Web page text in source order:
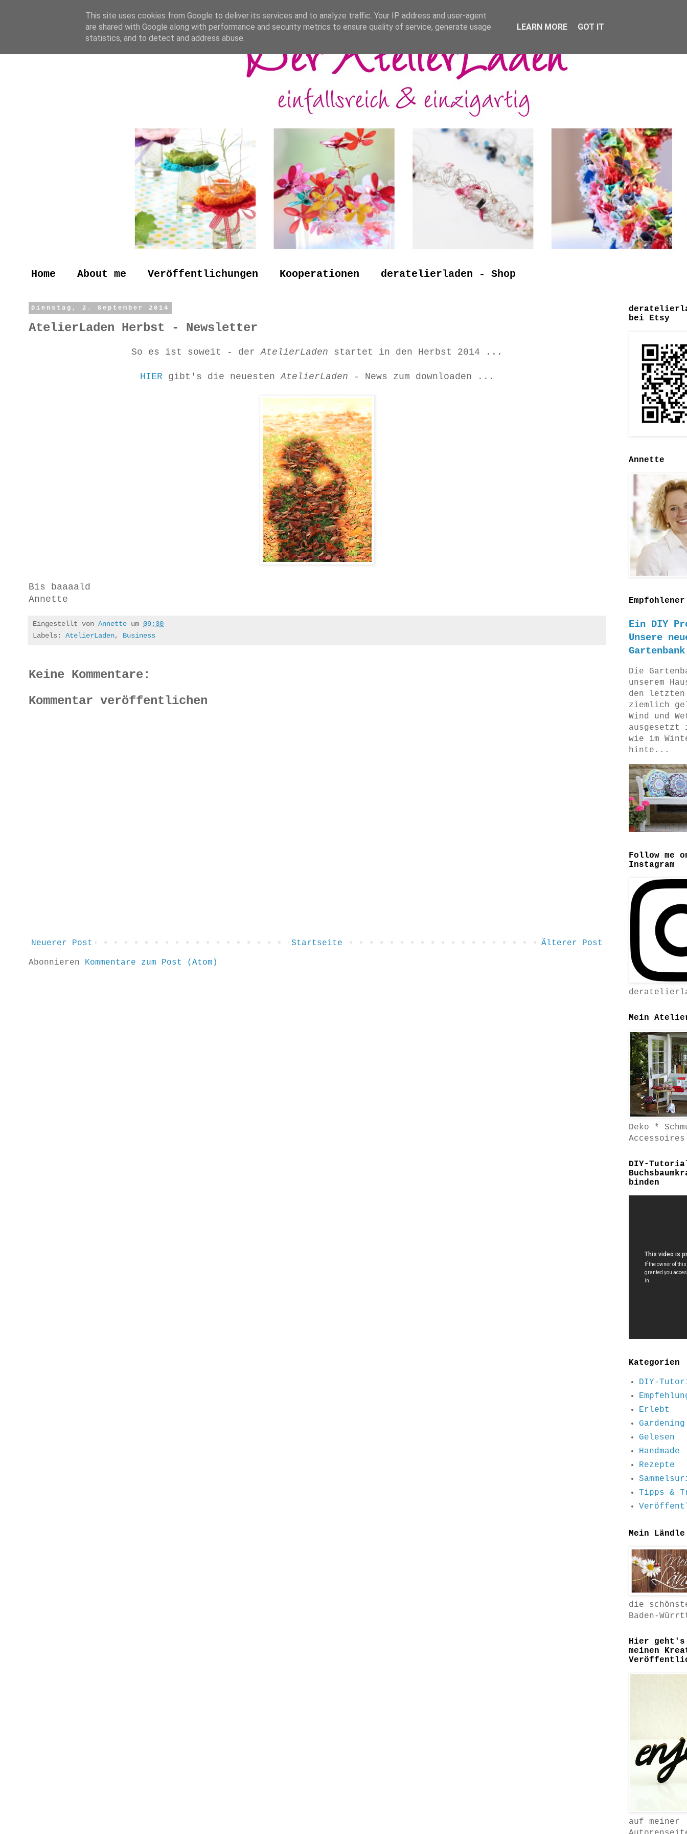
Home About me Veröffentlichungen Kooperationen deratelierladen - Shop
Dienstag, 2. September 2014
AtelierLaden Herbst - Newsletter
So es ist soweit - derAtelierLaden startet in den Herbst 2014 ...
HIER gibt's die neuestenAtelierLaden - News zum downloaden ...
Bis baaaald
Annette
Eingestellt von Annette um 09:30
Labels: AtelierLaden, Business
Keine Kommentare:
Kommentar veröffentlichen
Neuerer Post Älterer Post
Startseite
Abonnieren Kommentare zum Post (Atom)
bei Etsy
Annette
Ein DIY
Unsere
Die
unserem
den letzten
ziemlich
Wind und
ausgesetzt
wie im
hinte...
Follow me
Instagram
Mein
Deko *
Accessoires
DIY-
binden
Kategorien
DIY-
Erlebt
Gardening
Gelesen
Handmade
Rezepte
Tipps &
Mein Ländle
die
Baden-
Hier geht's
meinen
auf meiner
This site uses cookies from Google to deliver its services and to analyze traffic. Your IP address and user-agent
are shared with Google along with performance and security metrics to ensure quality of service, generate usage
statistics, and to detect and address abuse.
LEARN MORE GOT IT